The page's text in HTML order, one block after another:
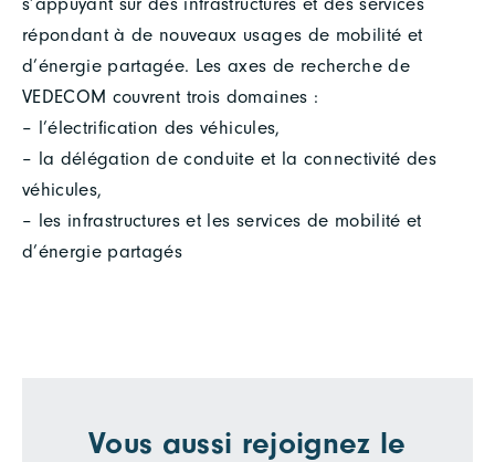
répondant à de nouveaux usages de mobilité et
d’énergie partagée. Les axes de recherche de
VEDECOM couvrent trois domaines :
– l’électrification des véhicules,
– la délégation de conduite et la connectivité des
véhicules,
– les infrastructures et les services de mobilité et
d’énergie partagés
Vous aussi rejoignez le